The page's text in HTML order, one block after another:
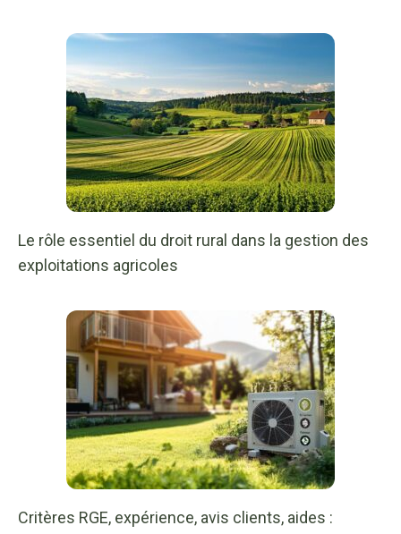
Le rôle essentiel du droit rural dans la gestion des
exploitations agricoles
Critères RGE, expérience, avis clients, aides :